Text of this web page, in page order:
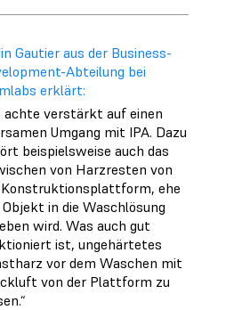
Gautier aus der Business-
Abteilung bei
erklärt:
achte verstärkt auf einen
Umgang mit IPA. Dazu
beispielsweise auch das
von Harzresten von
ehe
Objekt in die Waschlösung
wird. Was auch gut
ist, ungehärtetes
vor dem Waschen mit
von der Plattform zu